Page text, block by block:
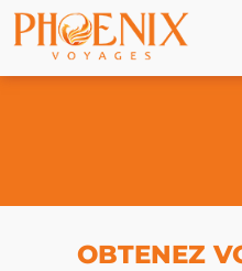
OBTENEZ